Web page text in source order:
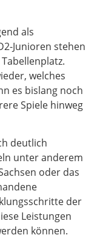
als
Junioren stehen
welches
es bislang noch
Spiele hinweg
deutlich
unter anderem
oder das
der
Leistungen
können.